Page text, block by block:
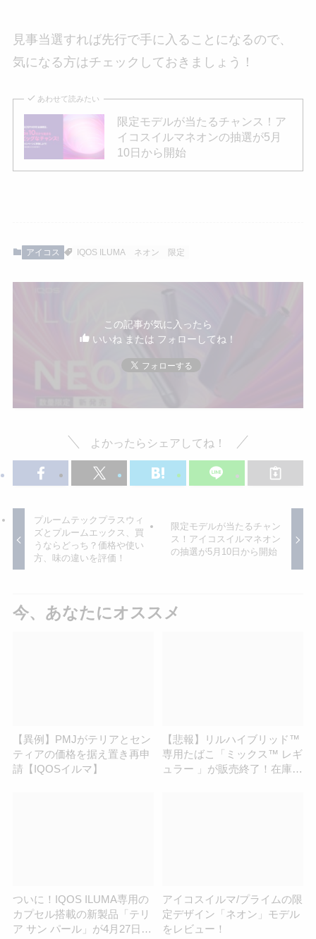
見事当選すれば先行で手に入ることになるので、
気になる方はチェックしておきましょう！
あわせて読みたい
限定モデルが当たるチャンス！ア
イコスイルマネオンの抽選が5月
10日から開始
アイコス IQOS ILUMA ネオン 限定
この記事が気に入ったら
いいね または フォローしてね！
よかったらシェアしてね！
プルームテックプラスウィ
ズとプルームエックス、買
うならどっち？価格や使い
方、味の違いを評価！
限定モデルが当たるチャン
ス！アイコスイルマネオン
の抽選が5月10日から開始
今、あなたにオススメ
【異例】PMJがテリアとセン
ティアの価格を据え置き再申
請【IQOSイルマ】
【悲報】リルハイブリッド™
専用たばこ「ミックス™ レギ
ュラー 」が販売終了！在庫情
ついに！IQOS ILUMA専用の
カプセル搭載の新製品「テリ
ア サン パール」が4月27日発
アイコスイルマ/プライムの限
定デザイン「ネオン」モデル
をレビュー！